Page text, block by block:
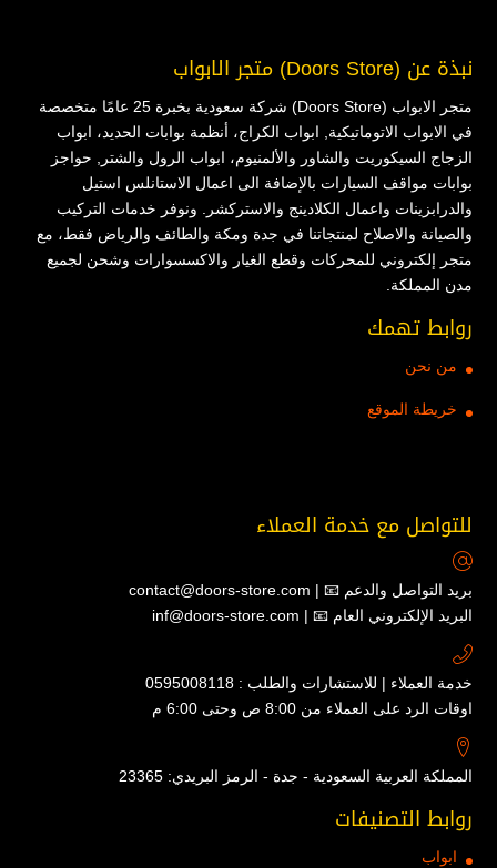
نبذة عن (Doors Store) متجر الابواب
متجر الابواب (Doors Store) شركة سعودية بخبرة 25 عامًا متخصصة
في الابواب الاتوماتيكية, ابواب الكراج، أنظمة بوابات الحديد، ابواب
الزجاج السيكوريت والشاور والألمنيوم، ابواب الرول والشتر, حواجز
بوابات مواقف السيارات بالإضافة الى اعمال الاستانلس استيل
والدرابزينات واعمال الكلادينج والاستركشر. ونوفر خدمات التركيب
والصيانة والاصلاح لمنتجاتنا في جدة ومكة والطائف والرياض فقط، مع
متجر إلكتروني للمحركات وقطع الغيار والاكسسوارات وشحن لجميع
مدن المملكة.
روابط تهمك
من نحن
خريطة الموقع
للتواصل مع خدمة العملاء
contact@doors-store.com | 📧 بريد التواصل والدعم
inf@doors-store.com | 📧 البريد الإلكتروني العام
خدمة العملاء | للاستشارات والطلب : 0595008118
اوقات الرد على العملاء من 8:00 ص وحتى 6:00 م
المملكة العربية السعودية - جدة - الرمز البريدي: 23365
روابط التصنيفات
ابواب